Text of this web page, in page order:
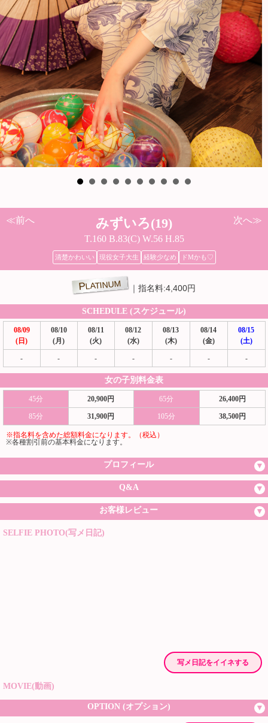
次へ≫
≪前へ みずいろ(19)
T.160 B.83(C) W.56 H.85
清楚かわいい 現役女子大生 経験少なめ ドMかも♡
PLATINUM 指名料:4,400円
SCHEDULE (スケジュール)
08/09
(日)
08/10
(月)
08/11
(火)
08/12
(水)
08/13
(木)
08/14
(金)
08/15
(土)
- - - - - - -
女の子別料金表
45分 20,900円 65分 26,400円
85分 31,900円 105分 38,500円
※指名料を含めた総額料金になります。（税込）
※各種割引前の基本料金になります。
プロフィール
Q&A
お客様レビュー
SELFIE PHOTO(写メ日記)
写メ日記をイイネする
MOVIE(動画)
OPTION (オプション)